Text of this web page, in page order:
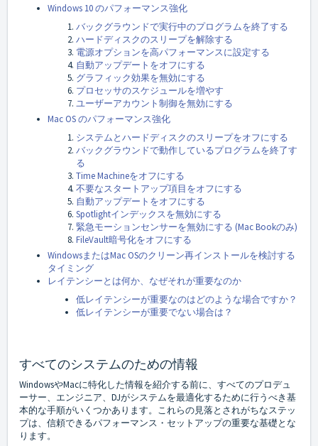
Windows 10 のパフォーマンス強化
バックグラウンドで実行中のプログラムを終了する
ハードディスクのスリープを解除する
電源オプションを高パフォーマンスに設定する
自動アップデートをオフにする
グラフィック効果を無効にする
プロセッサのスケジュールを増やす
ユーザーアカウント制御を無効にする
Mac OS のパフォーマンス強化
システムとハードディスクのスリープをオフにする
バックグラウンドで動作しているプログラムを終了す
る
Time Machineをオフにする
不要なスタートアップ項目をオフにする
自動アップデートをオフにする
Spotlightインデックスを無効にする
緊急モーションセンサーを無効にする (Mac Bookのみ)
FileVault暗号化をオフにする
WindowsまたはMac OSのクリーン再インストールを検討する
タイミング
レイテンシーとは何か、なぜそれが重要なのか
低レイテンシーが重要なのはどのような場合ですか？
低レイテンシーが重要でない場合は？
すべてのシステムのための情報
WindowsやMacに特化した情報を紹介する前に、すべてのプロデュ
ーサー、エンジニア、DJがシステムを最適化するために行うべき基
本的な手順がいくつかあります。これらの見落とされがちなステッ
プは、信頼できるパフォーマンス・セットアップの重要な基礎とな
ります。